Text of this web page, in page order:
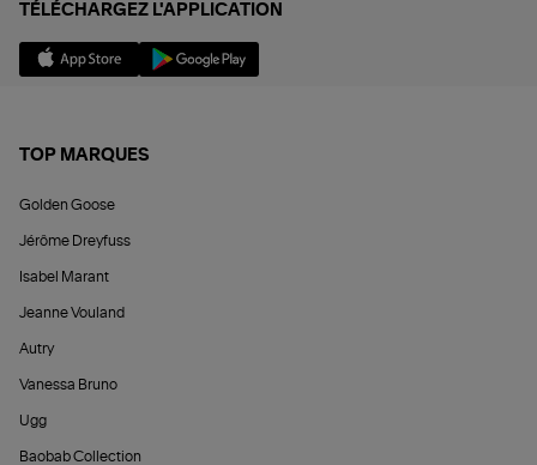
TÉLÉCHARGEZ L'APPLICATION
TOP MARQUES
Golden Goose
Jérôme Dreyfuss
Isabel Marant
Jeanne Vouland
Autry
Vanessa Bruno
Ugg
Baobab Collection